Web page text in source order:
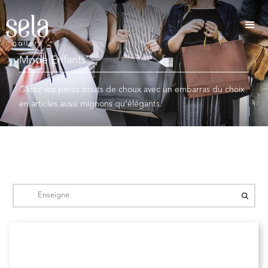
Mode Enfants
Gâtez vos petits bouts de choux avec un embarras du choix
en articles aussi mignons qu’élégants.